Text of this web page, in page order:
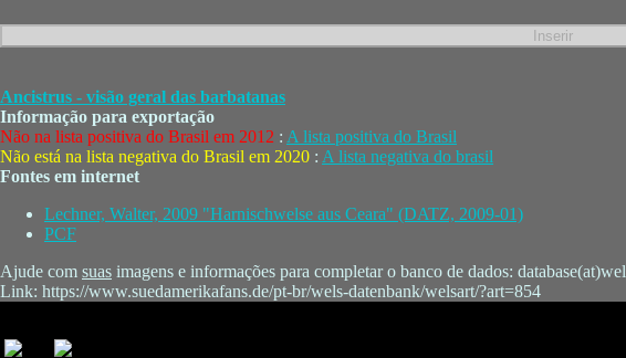
Ancistrus - visão geral das barbatanas
Informação para exportação
Não na lista positiva do Brasil em 2012 : A lista positiva do Brasil
Não está na lista negativa do Brasil em 2020 : A lista negativa do brasil
Fontes em internet
Lechner, Walter, 2009 "Harnischwelse aus Ceara" (DATZ, 2009-01)
PCF
Ajude com suas imagens e informações para completar o banco de dados:
Link: https://www.suedamerikafans.de/pt-br/wels-datenbank/welsart/?art=854